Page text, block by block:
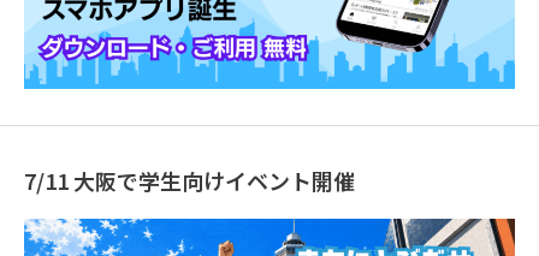
7/11 大阪で学生向けイベント開催